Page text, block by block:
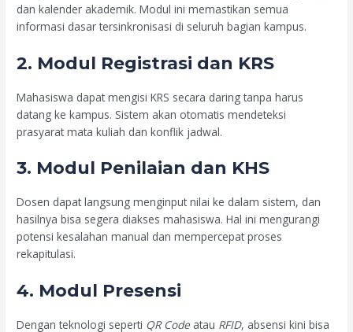
dan kalender akademik. Modul ini memastikan semua
informasi dasar tersinkronisasi di seluruh bagian kampus.
2. Modul Registrasi dan KRS
Mahasiswa dapat mengisi KRS secara daring tanpa harus
datang ke kampus. Sistem akan otomatis mendeteksi
prasyarat mata kuliah dan konflik jadwal.
3. Modul Penilaian dan KHS
Dosen dapat langsung menginput nilai ke dalam sistem, dan
hasilnya bisa segera diakses mahasiswa. Hal ini mengurangi
potensi kesalahan manual dan mempercepat proses
rekapitulasi.
4. Modul Presensi
Dengan teknologi seperti QR Code atau RFID, absensi kini bisa